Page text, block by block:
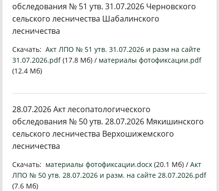
обследования № 51 утв. 31.07.2026 Черновского
сельского лесничества Шабалинского
лесничества
Скачать: Акт ЛПО № 51 утв. 31.07.2026 и разм на сайте
31.07.2026.pdf(17.8 Мб) / материалы фотофиксации.pdf
(12.4 Мб)
28.07.2026 Акт лесопатологического
обследования № 50 утв. 28.07.2026 Мякишинского
сельского лесничества Верхошижемского
лесничества
Скачать: материалы фотофиксации.docx (20.1 Мб) / Акт
ЛПО № 50 утв. 28.07.2026 и разм. на сайте 28.07.2026.pdf
(7.6 Мб)